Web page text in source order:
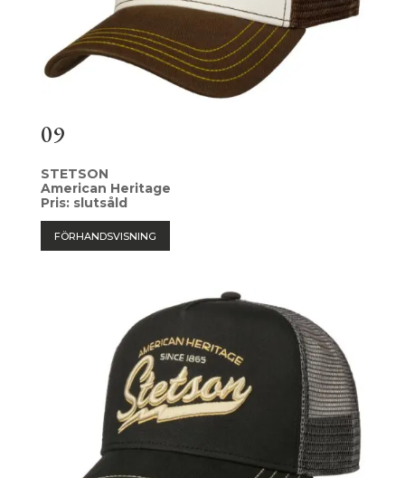
09
STETSON
American Heritage
Pris: slutsåld
FÖRHANDSVISNING